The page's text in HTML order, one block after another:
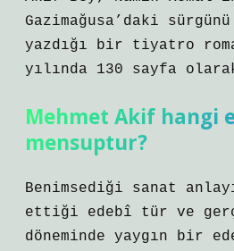
Gazimağusa’daki
yazdığı bir tiyatro
yılında 130 sayfa
Mehmet Akif hangi
mensuptur?
Benimsediği sanat
ettiği edebî tür ve
döneminde yaygın bir